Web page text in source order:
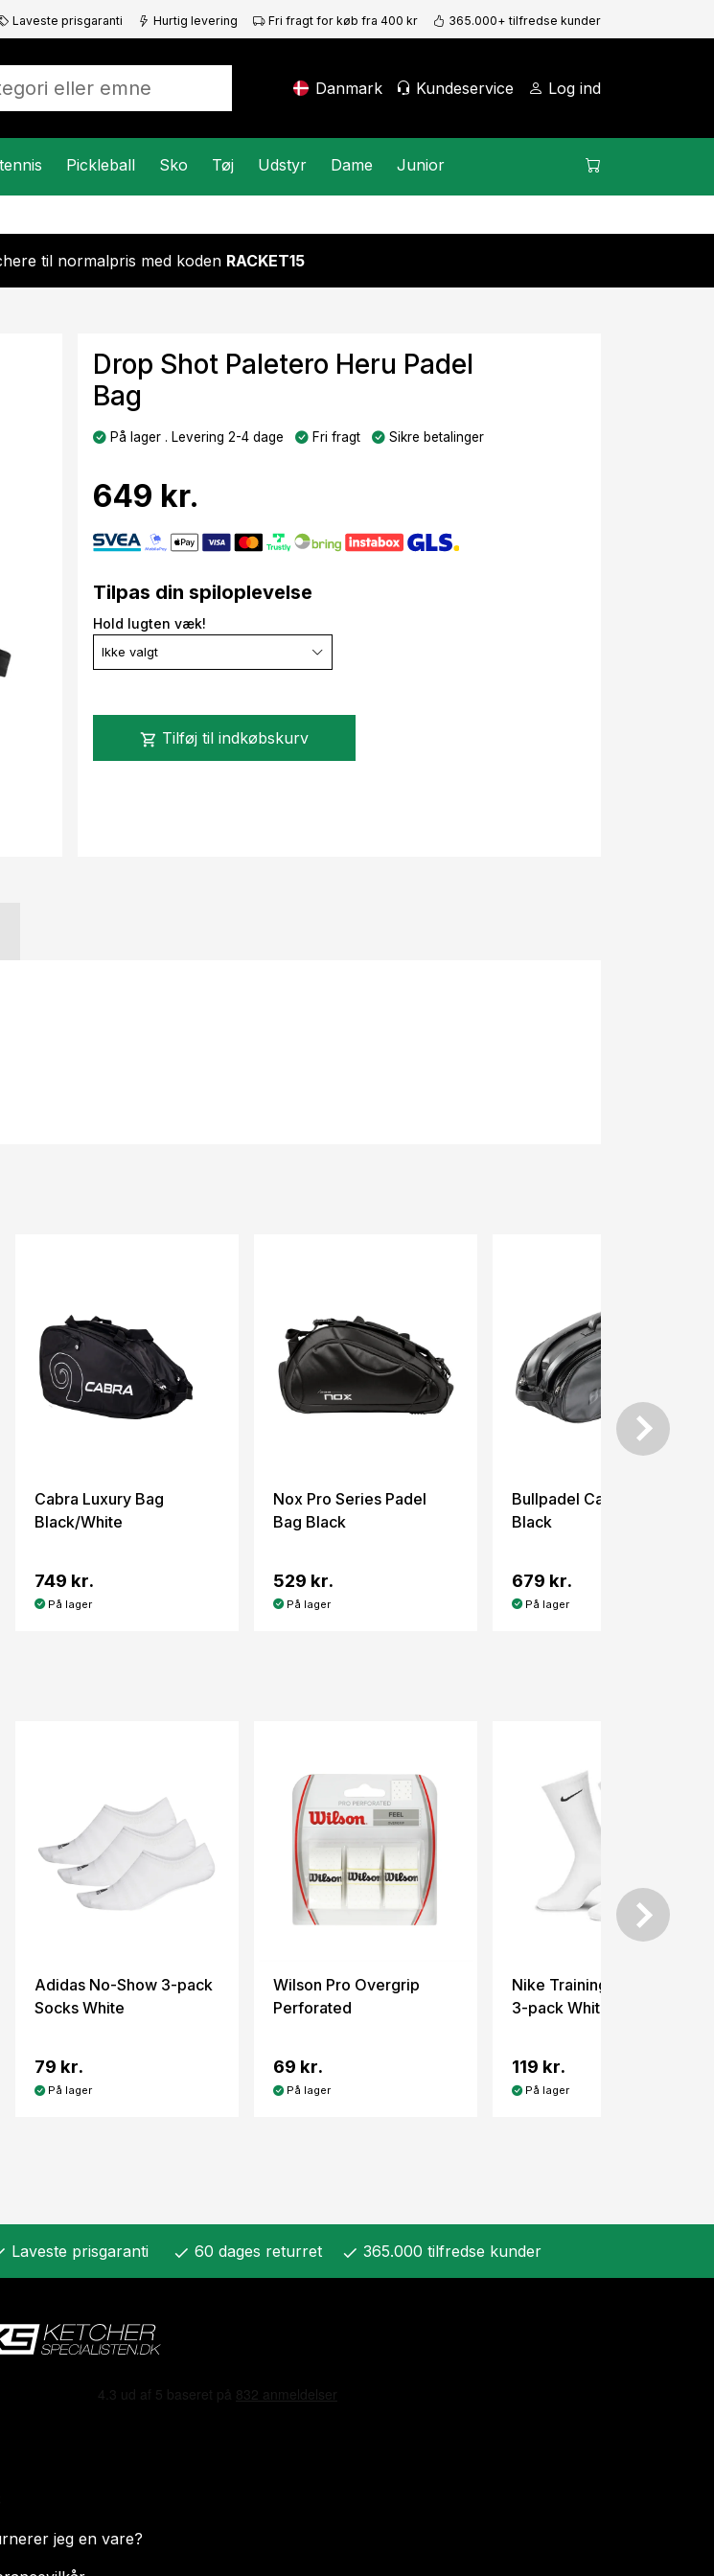
Laveste prisgaranti Hurtig levering Fri fragt for køb fra 400 kr 365.000+ tilfredse kunder
Danmark Kundeservice Log ind
Pickleball Sko Tøj Udstyr Dame Junior
til normalpris med koden RACKET15
Drop Shot Paletero Heru Padel
Bag
På lager . Levering 2-4 dage Fri fragt Sikre betalinger
649 kr.
Tilpas din spiloplevelse
Hold lugten væk!
Ikke valgt
shopping_cart Tilføj til indkøbskurv
Cabra Luxury Bag
Black/White
749 kr.
På lager
Nox Pro Series Padel
Bag Black
529 kr.
På lager
Bullpadel Casual Bag
Black
679 kr.
På lager
Adidas No-Show 3-pack
Socks White
79 kr.
På lager
Wilson Pro Overgrip
Perforated
69 kr.
På lager
Nike Training Cushioned
3-pack White
119 kr.
På lager
Laveste prisgaranti check 60 dages returret check 365.000 tilfredse kunder
jeg en vare?